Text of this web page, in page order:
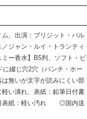
ム、出演：ブリジット・バル
ジャン・ルイ・トランティ
ー香水】B5判、ソフト・ピ
に綴じ穴2穴（パンチ・ホー
無いが文字が読みにくい部
い潰れ、表紙：鉛筆日付書
表紙：軽い汚れ ◎国内送